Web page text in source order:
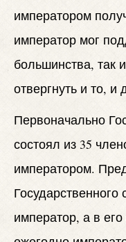
императором
император мог
большинства, так
отвергнуть и то, и
Первоначально
состоял из 35
императором.
Государственного
император, а в